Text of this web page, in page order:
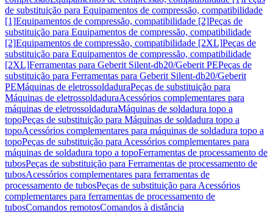
de substituição para Equipamentos de compressão, compatibilidade
[1]Equipamentos de compressão, compatibilidade [2]Peças de
substituição para Equipamentos de compressão, compatibilidade
[2]Equipamentos de compressão, compatibilidade [2XL]Peças de
substituição para Equipamentos de compressão, compatibilidade
[2XL]Ferramentas para Geberit Silent-db20/Geberit PEPeças de
substituição para Ferramentas para Geberit Silent-db20/Geberit
PEMáquinas de eletrossoldaduraPeças de substituição para
Máquinas de eletrossoldaduraAcessórios complementares para
máquinas de eletrossoldaduraMáquinas de soldadura topo a
topoPeças de substituição para Máquinas de soldadura topo a
topoAcessórios complementares para máquinas de soldadura topo a
topoPeças de substituição para Acessórios complementares para
máquinas de soldadura topo a topoFerramentas de processamento de
tubosPeças de substituição para Ferramentas de processamento de
tubosAcessórios complementares para ferramentas de
processamento de tubosPeças de substituição para Acessórios
complementares para ferramentas de processamento de
tubosComandos remotosComandos à distância